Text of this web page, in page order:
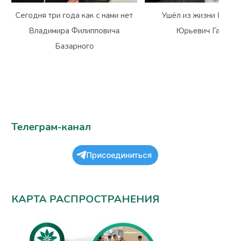
Сегодня три года как с нами нет
Владимира Филипповича
Базарного
Ушёл из жизни
Юрьевич
Телеграм-канал
Присоединиться
КАРТА РАСПРОСТРАНЕНИЯ